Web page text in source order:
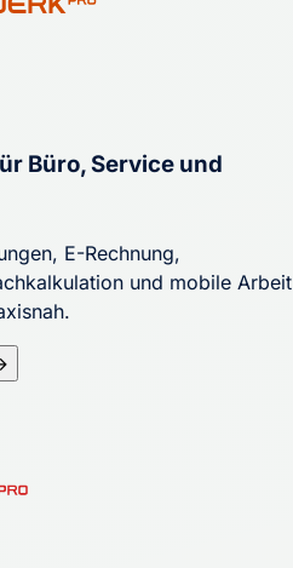
Büro, Service und
E-Rechnung,
und mobile Arbeit